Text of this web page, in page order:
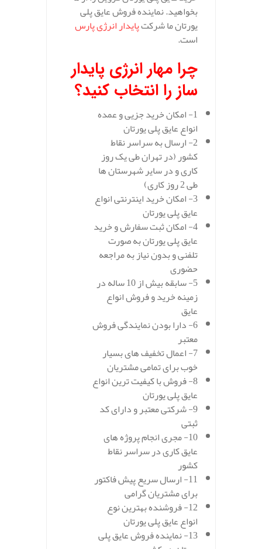
بخواهید. نماینده فروش عایق پلی
یورتان ما شرکتپایدار انرژی پارس
است.
چرا مهار انرژی پایدار
ساز را انتخاب کنید؟
1- امکان خرید جزیی و عمده
انواع عایق پلی یورتان
2- ارسال به سراسر نقاط
کشور (در تهران طی یک روز
کاری و در سایر شهرستان ها
طی 2 روز کاری)
3- امکان خرید اینترنتی انواع
عایق پلی یورتان
4- امکان ثبت سفارش و خرید
عایق پلی یورتان به صورت
تلفنی و بدون نیاز به مراجعه
حضوری
5- سابقه بیش از 10 ساله در
زمینه خرید و فروش انواع
عایق
6- دارا بودن نمایندگی فروش
معتبر
7- اعمال تخفیف های بسیار
خوب برای تمامی مشتریان
8- فروش با کیفیت ترین انواع
عایق پلی یورتان
9- شرکتی معتبر و دارای کد
ثبتی
10- مجری انجام پروژه های
عایق کاری در سراسر نقاط
کشور
11- ارسال سریع پیش فاکتور
برای مشتریان گرامی
12- فروشنده بهترین نوع
انواع عایق پلی یورتان
13- نماینده فروش عایق پلی